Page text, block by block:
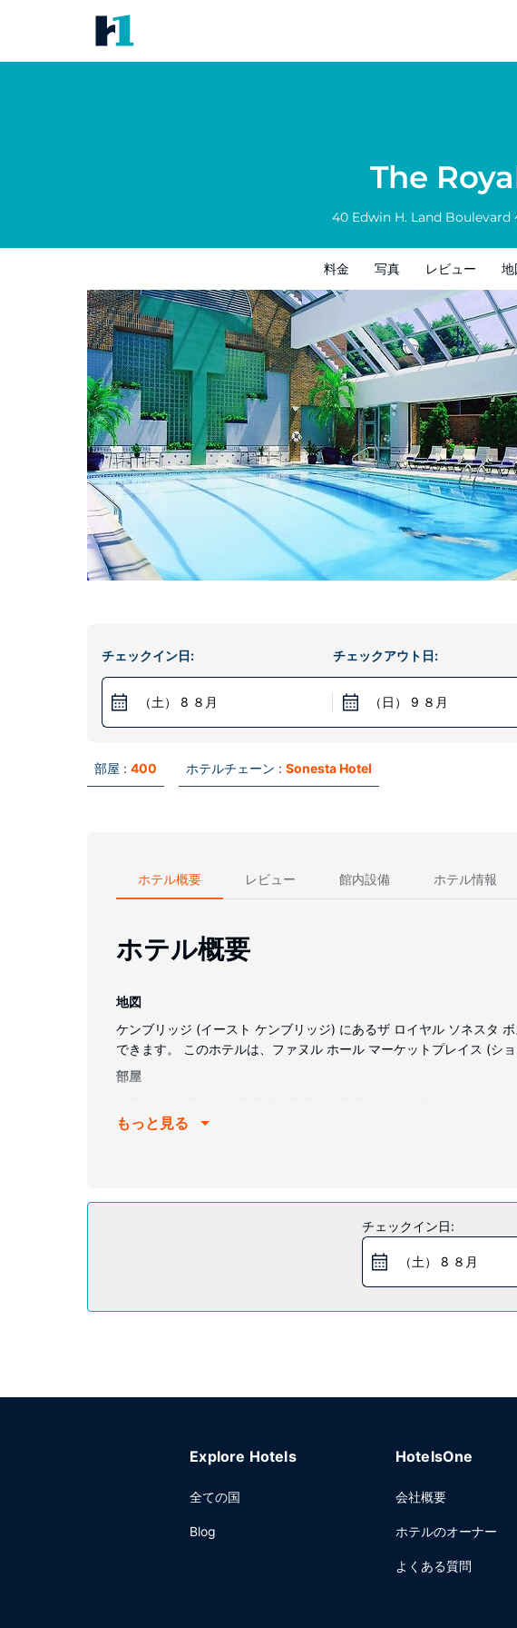
The
40 Edwin H. Land Boulevard
料金 写真 レビュー 地
チェックイン日:
（土） 8 ８月
チェックアウト日:
（日） 9 ８月
部屋 : 400 ホテルチェーン : Sonesta Hotel
ホテル概要 レビュー 館内設備 ホテル情報
ホテル概要
地図
ケンブリッジ (イースト ケンブリッジ) にあるザ ロイヤル ソネスタ
できます。 このホテルは、ファヌル ホール マーケットプレイス (シ
部屋
る専用バスルームには、バスアメニティ (無料)、ヘアドライヤーが
ArtBarでアメリカ料理をお召し上がりください。このレストランで
もっと見る
チェックイン日:
（土） 8 ８月
Explore Hotels
全ての国
Blog
HotelsOne
会社概要
ホテルのオーナー
よくある質問